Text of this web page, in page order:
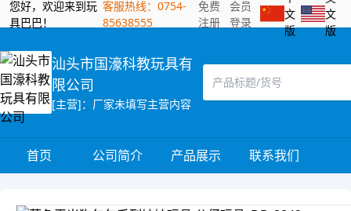
您好，欢迎来到玩
具巴巴！
客服热线：0754-
85638555
免费
注册
会员
登录
文
版
文
版
汕头市国濠科教玩具有
限公司
[主营]：厂家未填写主营内容
首页 公司简介 产品展示 联系我们